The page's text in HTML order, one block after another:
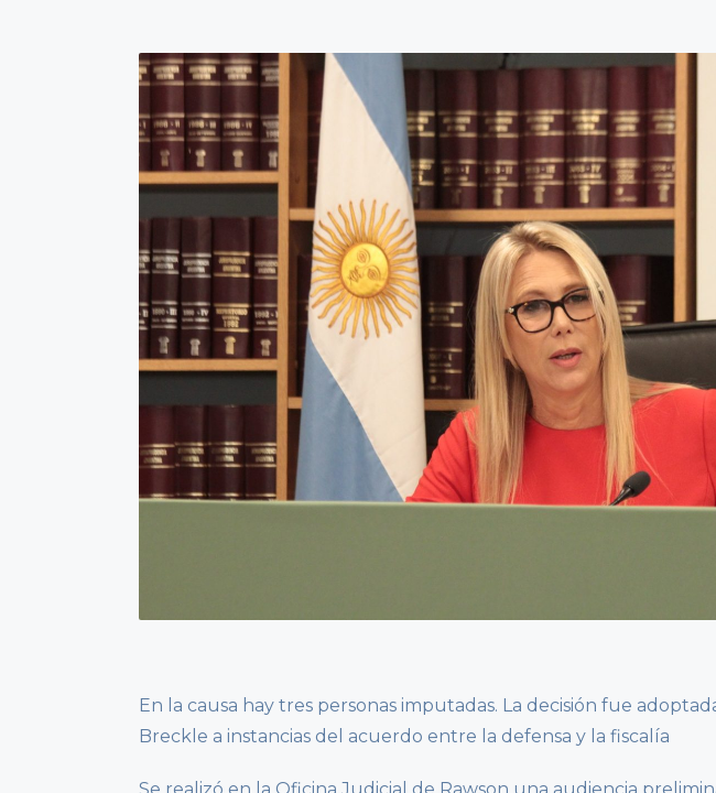
En la causa hay tres personas imputadas. La decisión fue
Breckle a instancias del acuerdo entre la defensa y la fiscalía